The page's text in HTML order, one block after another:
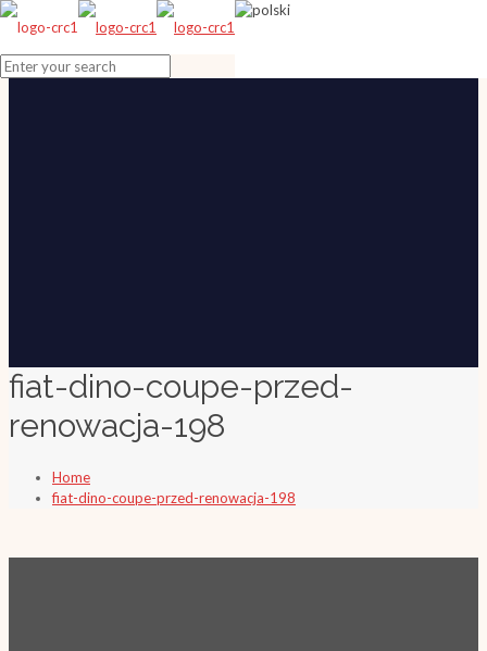
fiat-dino-coupe-przed-
renowacja-198
Home
fiat-dino-coupe-przed-renowacja-198